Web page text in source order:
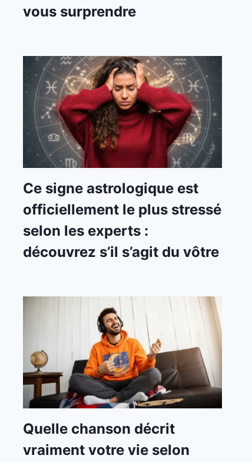
vous surprendre
Ce signe astrologique est
officiellement le plus stressé
selon les experts :
découvrez s’il s’agit du vôtre
Quelle chanson décrit
vraiment votre vie selon